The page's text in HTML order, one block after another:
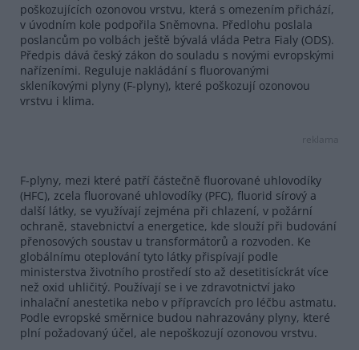
poškozujících ozonovou vrstvu, která s omezením přichází,
v úvodním kole podpořila Sněmovna. Předlohu poslala
poslancům po volbách ještě bývalá vláda Petra Fialy (ODS).
Předpis dává český zákon do souladu s novými evropskými
nařízeními. Reguluje nakládání s fluorovanými
skleníkovými plyny (F-plyny), které poškozují ozonovou
vrstvu i klima.
reklama
F-plyny, mezi které patří částečně fluorované uhlovodíky
(HFC), zcela fluorované uhlovodíky (PFC), fluorid sírový a
další látky, se využívají zejména při chlazení, v požární
ochraně, stavebnictví a energetice, kde slouží při budování
přenosových soustav u transformátorů a rozvoden. Ke
globálnímu oteplování tyto látky přispívají podle
ministerstva životního prostředí sto až desetitisíckrát více
než oxid uhličitý. Používají se i ve zdravotnictví jako
inhalační anestetika nebo v přípravcích pro léčbu astmatu.
Podle evropské směrnice budou nahrazovány plyny, které
plní požadovaný účel, ale nepoškozují ozonovou vrstvu.